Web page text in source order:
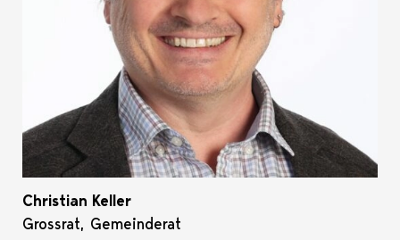
Christian Keller
Grossrat, Gemeinderat